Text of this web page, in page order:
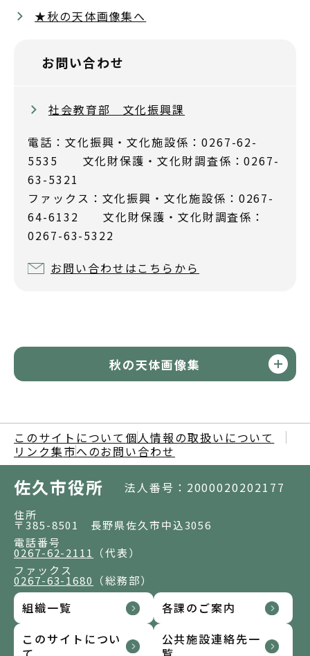
★秋の天体画像集へ
お問い合わせ
社会教育部 文化振興課
電話：文化振興・文化施設係：0267-62-
5535 文化財保護・文化財調査係：0267-
63-5321
ファックス：文化振興・文化施設係：0267-
64-6132 文化財保護・文化財調査係：
0267-63-5322
お問い合わせはこちらから
秋の天体画像集
このサイトについて 個人情報の取扱いについて
リンク集市へのお問い合わせ
佐久市役所 法人番号：2000020202177
住所
〒385-8501 長野県佐久市中込3056
電話番号
0267-62-2111
（代表）
ファックス
0267-63-1680 （総務部）
組織一覧
各課のご案内
このサイトについ
公共施設連絡先一